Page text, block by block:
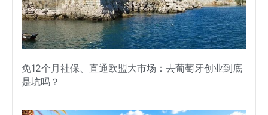
免12个月社保、直通欧盟大市场：去葡萄牙创业到底
是坑吗？